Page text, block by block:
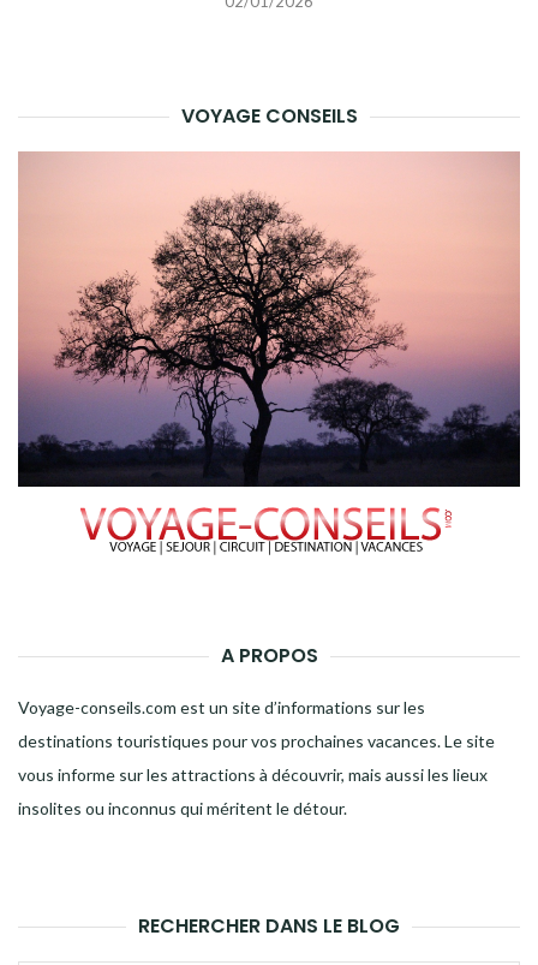
VOYAGE CONSEILS
A PROPOS
Voyage-conseils.com est un site d’informations sur les
destinations touristiques pour vos prochaines vacances. Le site
vous informe sur les attractions à découvrir, mais aussi les lieux
insolites ou inconnus qui méritent le détour.
RECHERCHER DANS LE BLOG